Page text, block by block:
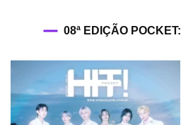
08ª EDIÇÃO